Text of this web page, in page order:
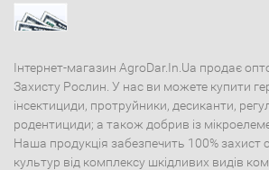
Інтернет-магазин AgroDar.In.Ua продає
Захисту Рослин. У нас ви можете купити
інсектициди, протруйники, десиканти,
родентициди; а також добрив із
Наша продукція забезпечить 100% захист
культур від комплексу шкідливих видів